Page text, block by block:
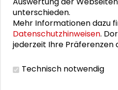
zwischen
Praxis erscheint
unterschieden.
Mehr Informationen dazu
Datenschutzhinweisen.
jederzeit Ihre Präferenzen
Technisch notwendig